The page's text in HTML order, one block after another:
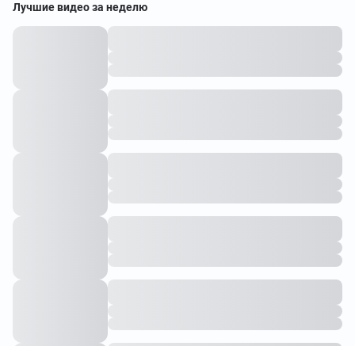
Лучшие видео за неделю